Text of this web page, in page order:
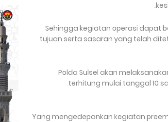
“Sehingga kegiatan operasi dapat
tujuan serta sasaran yang telah
Polda Sulsel akan
terhitung mulai tanggal 10
“Yang mengedepankan kegiatan